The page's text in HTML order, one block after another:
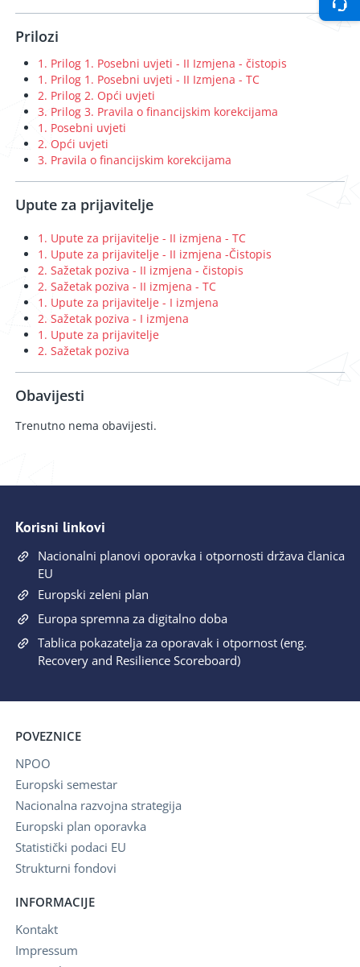
Prilozi
1. Prilog 1. Posebni uvjeti - II Izmjena - čistopis
1. Prilog 1. Posebni uvjeti - II Izmjena - TC
2. Prilog 2. Opći uvjeti
3. Prilog 3. Pravila o financijskim korekcijama
1. Posebni uvjeti
2. Opći uvjeti
3. Pravila o financijskim korekcijama
Upute za prijavitelje
1. Upute za prijavitelje - II izmjena - TC
1. Upute za prijavitelje - II izmjena -Čistopis
2. Sažetak poziva - II izmjena - čistopis
2. Sažetak poziva - II izmjena - TC
1. Upute za prijavitelje - I izmjena
2. Sažetak poziva - I izmjena
1. Upute za prijavitelje
2. Sažetak poziva
Obavijesti
Trenutno nema obavijesti.
Korisni linkovi
Nacionalni planovi oporavka i otpornosti država članica
EU
Europski zeleni plan
Europa spremna za digitalno doba
Tablica pokazatelja za oporavak i otpornost (eng.
Recovery and Resilience Scoreboard)
POVEZNICE
NPOO
Europski semestar
Nacionalna razvojna strategija
Europski plan oporavka
Statistički podaci EU
Strukturni fondovi
INFORMACIJE
Kontakt
Impressum